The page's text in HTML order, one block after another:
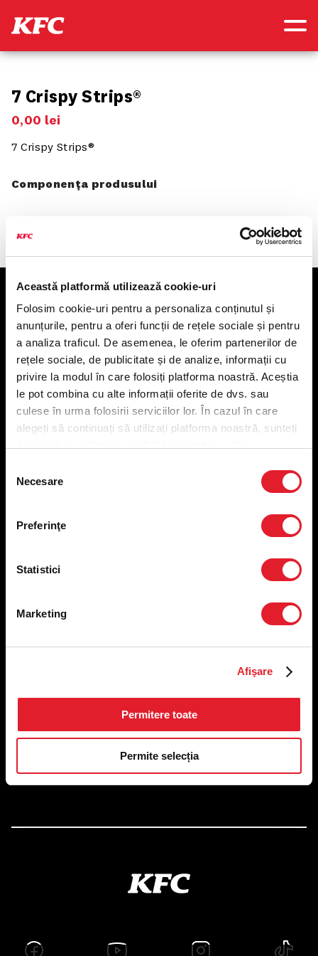
Această platformă utilizează cookie-uri
Folosim cookie-uri pentru a personaliza conținutul și
anunțurile, pentru a oferi funcții de rețele sociale și pentru
a analiza traficul. De asemenea, le oferim partenerilor de
rețele sociale, de publicitate și de analize, informații cu
privire la modul în care folosiți platforma noastră. Aceștia
le pot combina cu alte informații oferite de dvs. sau
culese în urma folosirii serviciilor lor. În cazul în care
alegeți să continuați să utilizați platforma noastră, sunteți
consimțământului
Necesare
Preferinţe
Statistici
Marketing
Afişare
Permitere toate
Permite selecția
7 Crispy Strips®
0,00 lei
7 Crispy Strips®
Componența produsului
KFC
Meniu livrare
Meniu ridicare
Nutriționale și Alergeni
Abonare Newsletter
Contact
Utile
Politica privind prelucrarea datelor
Condiții de desfășurare „Descarcă KFC APP”
Restaurante
CAMERA 5, Etaj 2
Autorizații și avize